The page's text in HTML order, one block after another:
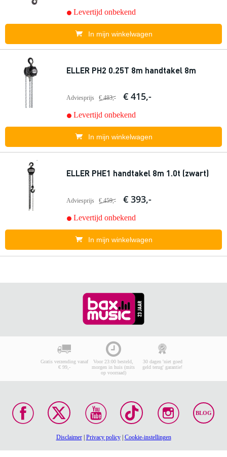
Levertijd onbekend
In mijn winkelwagen
ELLER PH2 0.25T 8m handtakel 8m
Adviesprijs € 483,- € 415,-
Levertijd onbekend
In mijn winkelwagen
ELLER PHE1 handtakel 8m 1.0t (zwart)
Adviesprijs € 459,- € 393,-
Levertijd onbekend
In mijn winkelwagen
Gratis verzending vanaf
€ 99,-
Voor 23:00 besteld,
morgen in huis (mits
op voorraad)
30 dagen 'niet goed
geld terug' garantie!
BLOG
Disclaimer| Privacy policy| Cookie-instellingen